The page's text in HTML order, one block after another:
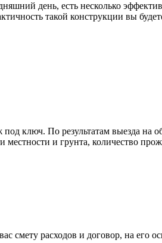
день, есть несколько
такой конструкции вы
ключ. По результатам выезда на
местности и грунта, количество
смету расходов и договор, на его